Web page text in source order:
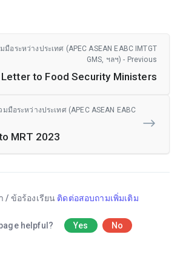
อระหว่างประเทศ (APEC ASEAN EABC IMTGT
GMS, ฯลฯ) - Previous
Letter to Food Security Ministers
มือระหว่างประเทศ (APEC ASEAN EABC
MRT 2023
/ ข้อร้องเรียน ติดต่อสอบถามเพิ่มเติม
helpful? Yes No